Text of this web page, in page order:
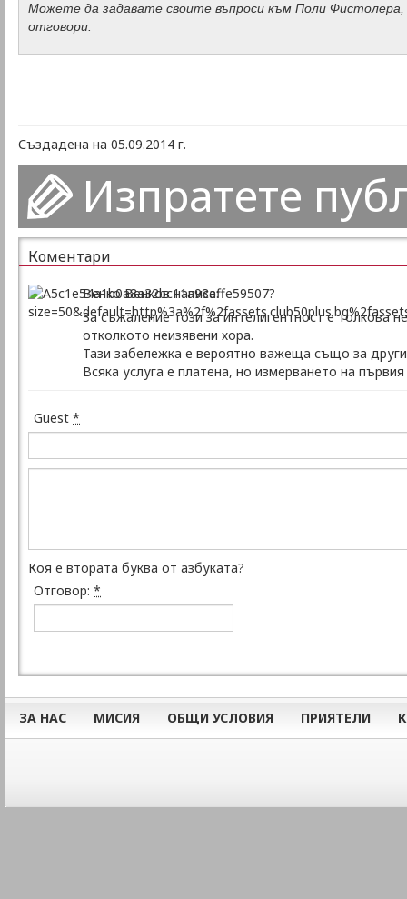
Можете да задавате своите въпроси към Поли
отговори.
Създадена на 05.09.2014 г.
Изпратете
Коментари
Венко Венков написа:
За съжаление този за интелигентност е толкова
отколкото неизявени хора.
Тази забележка е вероятно важеща също за
Всяка услуга е платена, но измерването на
Guest *
Коя е втората буква от азбуката?
Отговор: *
ЗА НАС МИСИЯ ОБЩИ УСЛОВИЯ ПРИЯТЕЛИ